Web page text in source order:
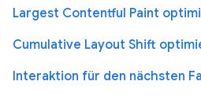
Largest Contentful Paint
Cumulative Layout Shift
Interaktion für den nächsten